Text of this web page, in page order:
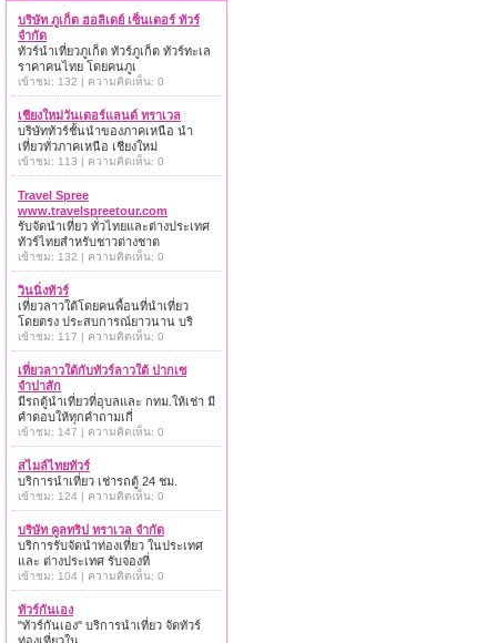
บริษัท ภูเก็ต ฮอลิเดย์ เซ็นเตอร์ ทัวร์
จำกัด
ทัวร์นำเที่ยวภูเก็ต ทัวร์ภูเก็ต ทัวร์ทะเล
ราคาคนไทย โดยคนภูเ
เข้าชม: 132 | ความคิดเห็น: 0
เชียงใหม่วันเดอร์แลนด์ ทราเวล
บริษัททัวร์ชั้นนำของภาคเหนือ นำ
เที่ยวทั่วภาคเหนือ เชียงใหม่
เข้าชม: 113 | ความคิดเห็น: 0
Travel Spree
www.travelspreetour.com
รับจัดนำเที่ยว ทั่วไทยและต่างประเทศ
ทัวร์ไทยสำหรับชาวต่างชาต
เข้าชม: 132 | ความคิดเห็น: 0
วินนิ่งทัวร์
เที่ยวลาวใต้โดยคนพื้อนที่นำเที่ยว
โดยตรง ประสบการณ์ยาวนาน บริ
เข้าชม: 117 | ความคิดเห็น: 0
เที่ยวลาวใต้กับทัวร์ลาวใต้ ปากเซ
จำปาสัก
มีรถตู้นำเที่ยวที่อุบลและ กทม.ให้เช่า มี
คำตอบให้ทุกคำถามเกี่
เข้าชม: 147 | ความคิดเห็น: 0
สไมล์ไทยทัวร์
บริการนำเที่ยว เช่ารถตู้ 24 ชม.
เข้าชม: 124 | ความคิดเห็น: 0
บริษัท คูลทริป ทราเวล จำกัด
บริการรับจัดนำท่องเที่ยว ในประเทศ
และ ต่างประเทศ รับจองที่
เข้าชม: 104 | ความคิดเห็น: 0
ทัวร์กันเอง
"ทัวร์กันเอง" บริการนำเที่ยว จัดทัวร์